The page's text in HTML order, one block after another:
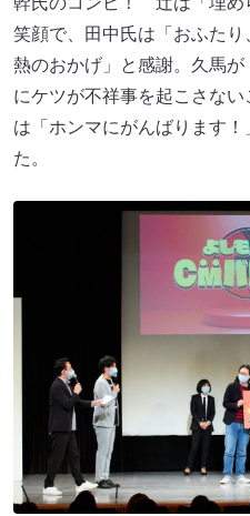
笑顔で、田中氏は「おふた
熱のおかげ」と感謝。久馬
にケツが不祥事を起こさな
は「ホンマにがんばります
た。